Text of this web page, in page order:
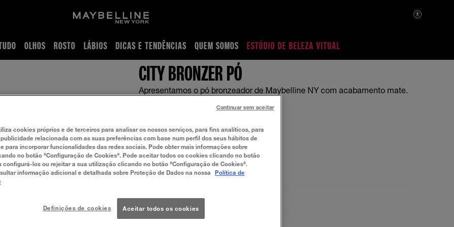
OLHOS ROSTO LÁBIOS DICAS E TENDÊNCIAS QUEM SOMOS ESTÚDIO DE BELEZA VITUAL
maquilhagem-city-bronzer
CITY BRONZER PÓ
Apresentamos o pó bronzeador de Maybelline NY com acabamento mate.
Light Cool
Medium Warm
cookies próprios e de terceiros para analisar os nossos serviços, para fins analíticos, para
publicidade relacionada com as suas preferências com base num perfil dos seus hábitos de
para incorporar funcionalidades das redes sociais. Pode obter mais informações sobre
no botão "Configuração de Cookies". Pode aceitar todos os cookies clicando no botão
configurá-los ou rejeitar a sua utilização clicando no botão "Configuração de Cookies".
informação adicional e detalhada sobre Proteção de Dados na nossa
Política de
Definições de cookies Aceitar todos os cookies
Continuar sem aceitar